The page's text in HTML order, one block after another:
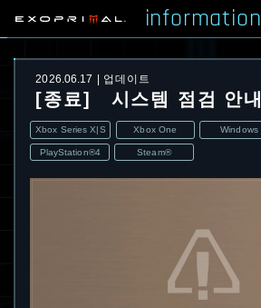
information
2026.06.17 업데이트
[종료] 시스템 점검 안내
Xbox Series X|S Xbox One Windows
PlayStation®4 Steam®